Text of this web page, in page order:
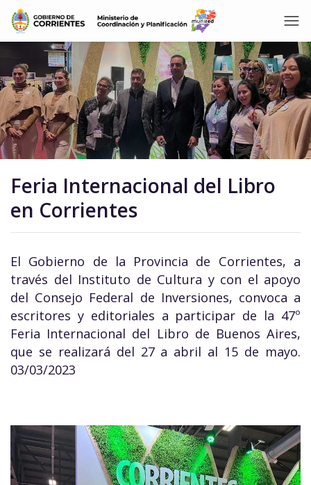
Feria Internacional del Libro
en Corrientes
El Gobierno de la Provincia de Corrientes, a
través del Instituto de Cultura y con el apoyo
del Consejo Federal de Inversiones, convoca a
escritores y editoriales a participar de la 47º
Feria Internacional del Libro de Buenos Aires,
que se realizará del 27 a abril al 15 de mayo.
03/03/2023